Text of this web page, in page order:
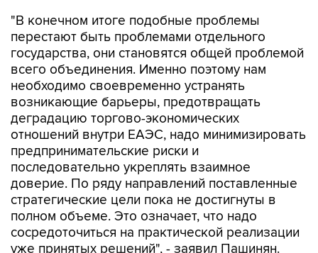
"В конечном итоге подобные проблемы
перестают быть проблемами отдельного
государства, они становятся общей проблемой
всего объединения. Именно поэтому нам
необходимо своевременно устранять
возникающие барьеры, предотвращать
деградацию торгово-экономических
отношений внутри ЕАЭС, надо минимизировать
предпринимательские риски и
последовательно укреплять взаимное
доверие. По ряду направлений поставленные
стратегические цели пока не достигнуты в
полном объеме. Это означает, что надо
сосредоточиться на практической реализации
уже принятых решений", - заявил Пашинян.